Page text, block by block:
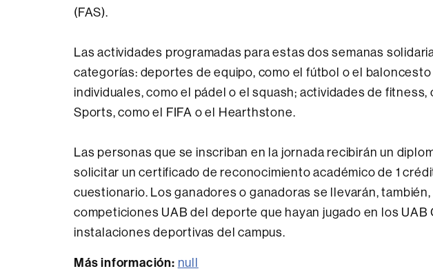
(FAS).
Las actividades programadas para estas dos semanas
categorías: deportes de equipo, como el fútbol o el
individuales, como el pádel o el squash; actividades de
Sports, como el FIFA o el Hearthstone.
Las personas que se inscriban en la jornada recibirán un
solicitar un certificado de reconocimiento académico de 1
cuestionario. Los ganadores o ganadoras se llevarán,
competiciones UAB del deporte que hayan jugado en los
instalaciones deportivas del campus.
Más información: null